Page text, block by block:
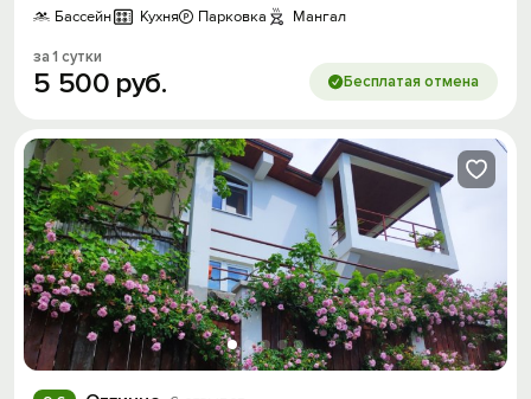
Бассейн
Кухня Парковка Мангал
за 1 сутки
5 500 руб. Бесплатая отмена